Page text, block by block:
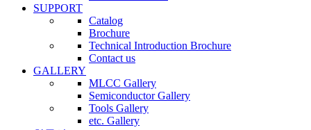
SUPPORT
Catalog
Brochure
Technical Introduction Brochure
Contact us
GALLERY
MLCC Gallery
Semiconductor Gallery
Tools Gallery
etc. Gallery